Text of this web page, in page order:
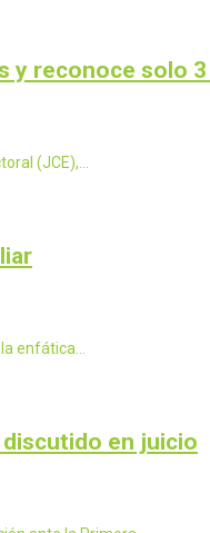
y reconoce solo
(JCE),…
la enfática…
en juicio